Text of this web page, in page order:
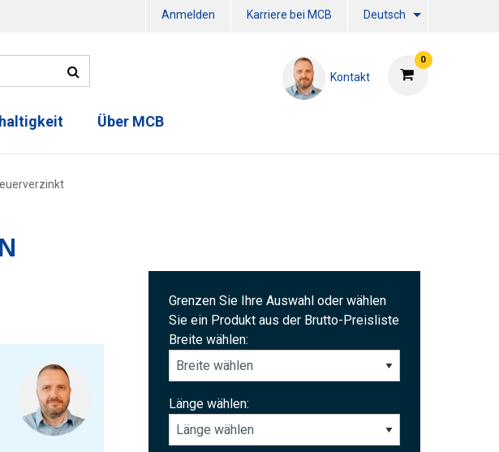
Anmelden Karriere bei MCB Deutsch
0
Kontakt
Über MCB
Grenzen Sie Ihre Auswahl oder wählen
Sie ein Produkt aus der Brutto-Preisliste
Breite wählen:
Länge wählen: